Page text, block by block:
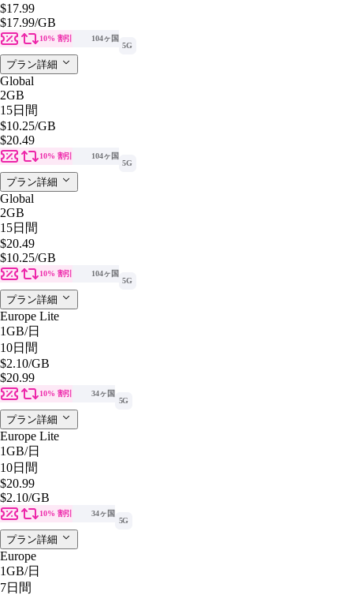
$17.99
$17.99/GB
10% 割引
104ヶ国
5G
プラン詳細
Global
2GB
15日間
$10.25/GB
$20.49
10% 割引
104ヶ国
5G
プラン詳細
Global
2GB
15日間
$20.49
$10.25/GB
10% 割引
104ヶ国
5G
プラン詳細
Europe Lite
1GB/日
10日間
$2.10/GB
$20.99
10% 割引
34ヶ国
5G
プラン詳細
Europe Lite
1GB/日
10日間
$20.99
$2.10/GB
10% 割引
34ヶ国
5G
プラン詳細
Europe
1GB/日
7日間